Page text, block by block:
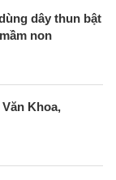
dây thun bật
non
Khoa,